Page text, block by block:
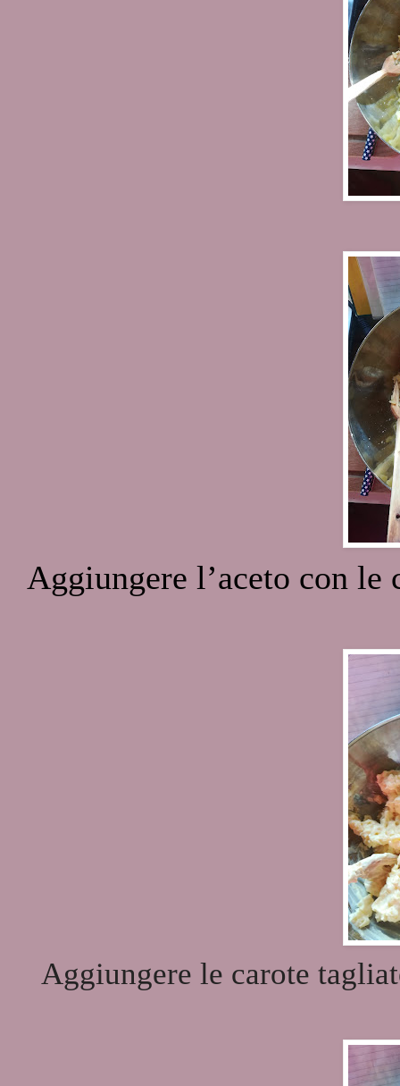
Aggiungere l’aceto con
Aggiungere le carote